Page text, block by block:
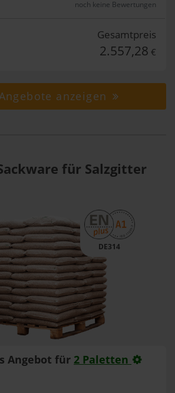
noch keine Bewertungen
Gesamtpreis
2.557,28 €
anzeigen
für Salzgitter
DE314
Angebot für 2 Paletten